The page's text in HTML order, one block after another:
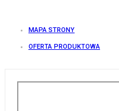
MAPA STRONY
OFERTA PRODUKTOWA